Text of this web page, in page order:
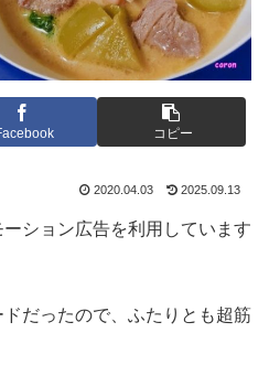
コピー
2020.04.03 2025.09.13
ション広告を利用しています
だったので、ふたりとも超筋